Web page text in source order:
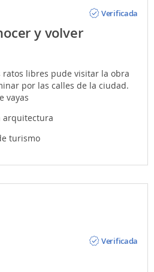
Verificada
y volver
ratos libres pude visitar la obra
por las calles de la ciudad.
vayas
arquitectura
turismo
Verificada